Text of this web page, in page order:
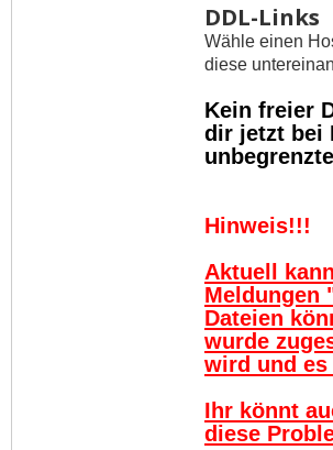
DDL-Links
Wähle einen
diese
Kein freier
dir jetzt bei
Hinweis!!!
Aktuell
Meldungen
Dateien
wurde
wird und
Ihr könnt
diese